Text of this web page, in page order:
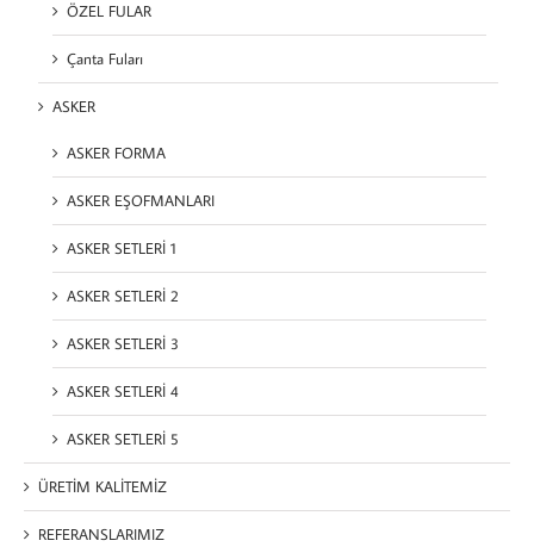
ÖZEL FULAR
Çanta Fuları
ASKER
ASKER FORMA
ASKER EŞOFMANLARI
ASKER SETLERİ 1
ASKER SETLERİ 2
ASKER SETLERİ 3
ASKER SETLERİ 4
ASKER SETLERİ 5
ÜRETİM KALİTEMİZ
REFERANSLARIMIZ